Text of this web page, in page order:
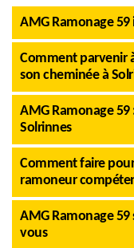
AMG Ramonage
Comment parvenir
son cheminée à
AMG Ramonage
Solrinnes
Comment faire
ramoneur
AMG Ramonage
vous